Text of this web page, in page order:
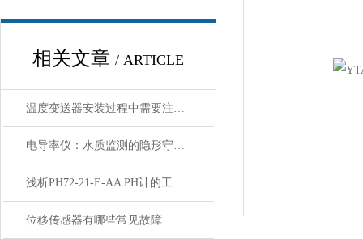
相关文章 / ARTICLE
温度变送器安装过程中需要注意哪些细节
电导率仪：水质监测的隐形守护者
浅析PH72-21-E-AA PH计的工作原理与应用
位移传感器有哪些常见故障